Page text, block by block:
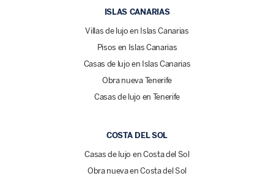
ISLAS CANARIAS
Villas de lujo en Islas Canarias
Pisos en Islas Canarias
Casas de lujo en Islas Canarias
Obra nueva Tenerife
Casas de lujo en Tenerife
COSTA DEL SOL
Casas de lujo en Costa del Sol
Obra nueva en Costa del Sol